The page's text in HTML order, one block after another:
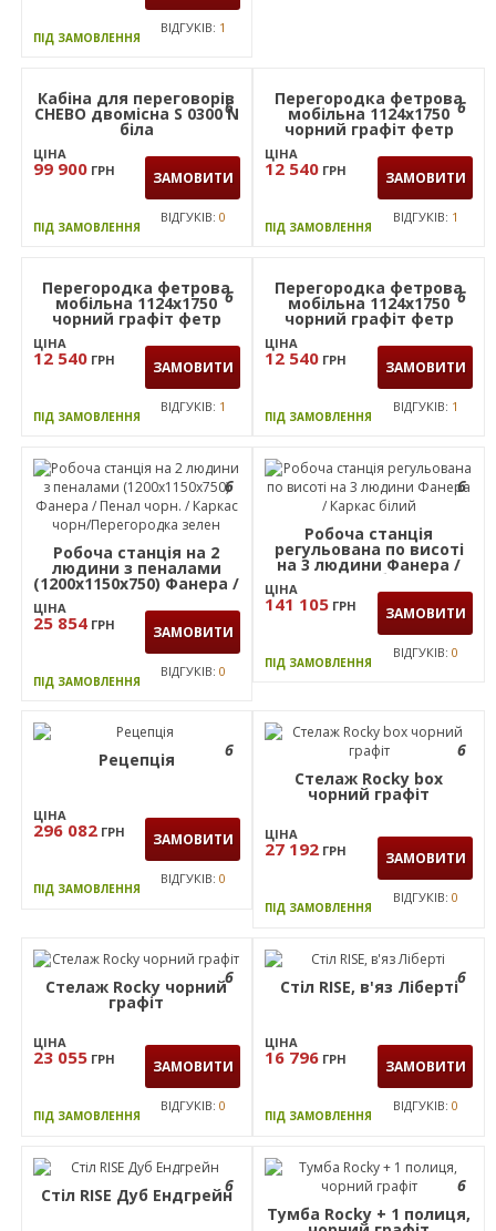
ПІД ЗАМОВЛЕННЯ
ВІДГУКІВ: 1
6
Кабіна для переговорів
CHEBO двомісна S 0300 N
біла
ЦІНА
99 900 ГРН ЗАМОВИТИ
ПІД ЗАМОВЛЕННЯ
ВІДГУКІВ:0
6
Перегородка фетрова
мобільна 1124х1750
чорний графіт фетр
зелений
ЦІНА
12 540 ГРН ЗАМОВИТИ
ПІД ЗАМОВЛЕННЯ
ВІДГУКІВ: 1
6
Перегородка фетрова
мобільна 1124х1750
чорний графіт фетр
помаранчевий
ЦІНА
12 540 ГРН ЗАМОВИТИ
ПІД ЗАМОВЛЕННЯ
ВІДГУКІВ: 1
6
Перегородка фетрова
мобільна 1124х1750
чорний графіт фетр
сiрий
ЦІНА
12 540 ГРН ЗАМОВИТИ
ПІД ЗАМОВЛЕННЯ
ВІДГУКІВ: 1
6
Робоча станція на 2
людини з пеналами
(1200х1150х750) Фанера /
Пенал чорн. / Каркас
чорн/Перегородка
зелен
ЦІНА
25 854 ГРН ЗАМОВИТИ
ПІД ЗАМОВЛЕННЯ
ВІДГУКІВ:0
6
Робоча станція
регульована по висоті
на 3 людини Фанера /
Каркас білий
ЦІНА
141 105 ГРН ЗАМОВИТИ
ПІД ЗАМОВЛЕННЯ
ВІДГУКІВ: 0
6
Рецепція
ЦІНА
296 082 ГРН ЗАМОВИТИ
ПІД ЗАМОВЛЕННЯ
ВІДГУКІВ:0
6
Стелаж Rocky box
чорний графіт
ЦІНА
27 192 ГРН ЗАМОВИТИ
ПІД ЗАМОВЛЕННЯ
ВІДГУКІВ: 0
6
Стелаж Rocky чорний
графіт
ЦІНА
23 055 ГРН ЗАМОВИТИ
ПІД ЗАМОВЛЕННЯ
ВІДГУКІВ:0
6
Стіл RISE, в'яз Ліберті
ЦІНА
16 796 ГРН ЗАМОВИТИ
ПІД ЗАМОВЛЕННЯ
ВІДГУКІВ: 0
6
Стіл RISE Дуб Ендгрейн
6
Тумба Rocky + 1 полиця,